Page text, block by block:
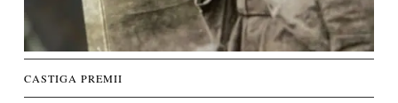
Concursuri
CASTIGA PREMII